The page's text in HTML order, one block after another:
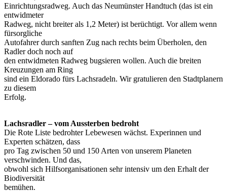
Einrichtungsradweg. Auch das Neumünster Handtuch (das ist ein
entwidmeter
Radweg, nicht breiter als 1,2 Meter) ist berüchtigt. Vor allem wenn
fürsorgliche
Autofahrer durch sanften Zug nach rechts beim Überholen, den
Radler doch noch auf
den entwidmeten Radweg bugsieren wollen. Auch die breiten
Kreuzungen am Ring
sind ein Eldorado fürs Lachsradeln. Wir gratulieren den Stadtplanern
zu diesem
Erfolg.
Lachsradler – vom Aussterben bedroht
Die Rote Liste bedrohter Lebewesen wächst. Experinnen und
Experten schätzen, dass
pro Tag zwischen 50 und 150 Arten von unserem Planeten
verschwinden. Und das,
obwohl sich Hilfsorganisationen sehr intensiv um den Erhalt der
Biodiversität
bemühen.